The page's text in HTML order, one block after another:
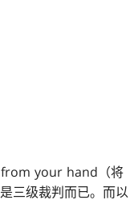
your hand（将
三级裁判而已。而以